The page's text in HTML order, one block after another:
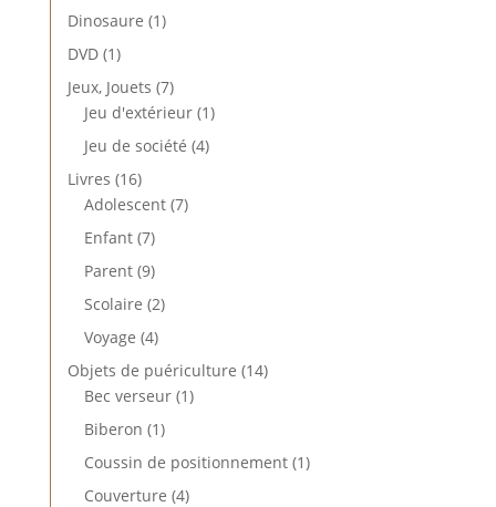
produits
Dinosaure 11
DVD 11
produit
Jeux, Jouets 77
produits
Jeu d'extérieur 11
Jeu de société 44
Livres 1616
produits
Adolescent 77
Enfant 77
produits
Parent 99
produits
Scolaire 22
Voyage 44
produits
Objets de puériculture 1414
Bec verseur 11
Biberon 11
produit
Coussin de positionnement 11
Couverture 44